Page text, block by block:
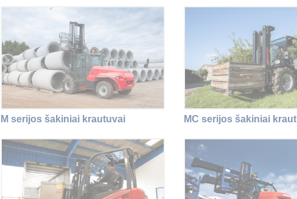
M serijos šakiniai krautuvai MC serijos šakiniai